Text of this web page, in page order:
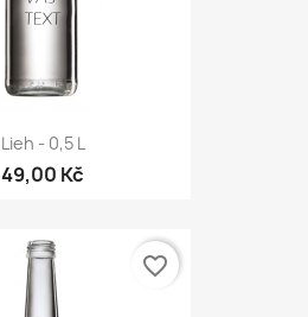
Lieh - 0,5 L
49,00 Kč
favorite_border